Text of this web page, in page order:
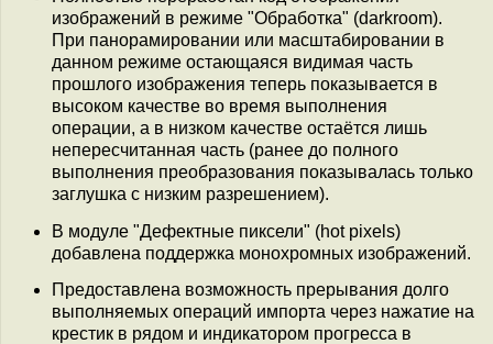
изображений в режиме "Обработка" (darkroom).
При панорамировании или масштабировании в
данном режиме остающаяся видимая часть
прошлого изображения теперь показывается в
высоком качестве во время выполнения
операции, а в низком качестве остаётся лишь
непересчитанная часть (ранее до полного
выполнения преобразования показывалась только
заглушка с низким разрешением).
В модуле "Дефектные пиксели" (hot pixels)
добавлена поддержка монохромных изображений.
Предоставлена возможность прерывания долго
выполняемых операций импорта через нажатие на
крестик в рядом и индикатором прогресса в